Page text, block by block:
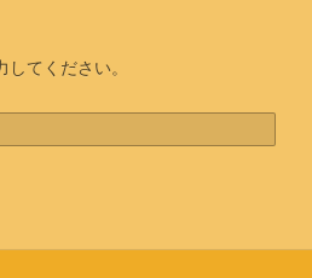
てください。